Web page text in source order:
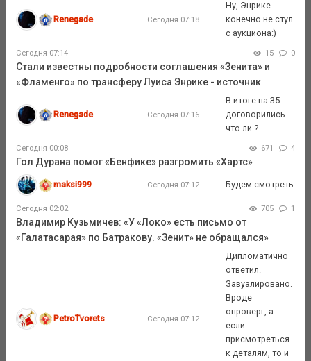
Renegade Сегодня 07:18
Ну, Энрике
конечно не стул
с аукциона:)
Сегодня 07:14 15 0
Стали известны подробности соглашения «Зенита» и
«Фламенго» по трансферу Луиса Энрике - источник
Renegade Сегодня 07:16
В итоге на 35
договорились
что ли ?
Сегодня 00:08 671 4
Гол Дурана помог «Бенфике» разгромить «Хартс»
maksi999 Сегодня 07:12 Будем смотреть
Сегодня 02:02 705 1
Владимир Кузьмичев: «У «Локо» есть письмо от
«Галатасарая» по Батракову. «Зенит» не обращался»
PetroTvorets Сегодня 07:12
Дипломатично
ответил.
Завуалировано.
Вроде
опроверг, а
если
присмотреться
к деталям, то и